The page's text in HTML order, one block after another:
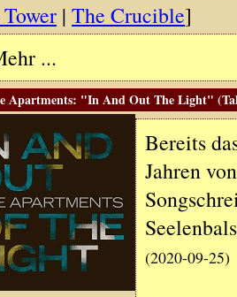
|The Crucible]
...
Apartments: "In And Out The Light"
Bereits
Jahren
(2020-09-25)